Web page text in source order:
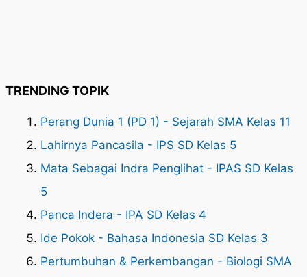
TRENDING TOPIK
Perang Dunia 1 (PD 1) - Sejarah SMA Kelas 11
Lahirnya Pancasila - IPS SD Kelas 5
Mata Sebagai Indra Penglihat - IPAS SD Kelas
5
Panca Indera - IPA SD Kelas 4
Ide Pokok - Bahasa Indonesia SD Kelas 3
Pertumbuhan & Perkembangan - Biologi SMA